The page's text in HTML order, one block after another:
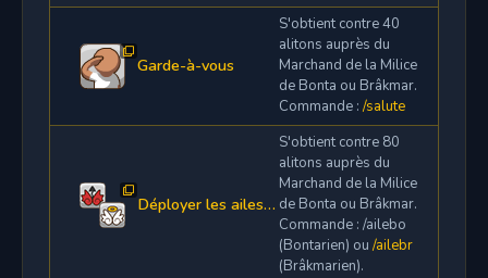
Garde-à-vous
S'obtient contre 40
alitons auprès du
Marchand de la Milice
de Bonta ou Brâkmar.
Commande : /salute
Déployer les ailes bontariennes/brâkmariennes
S'obtient contre 80
alitons auprès du
Marchand de la Milice
de Bonta ou Brâkmar.
Commande : /ailebo
(Bontarien) ou /ailebr
(Brâkmarien).